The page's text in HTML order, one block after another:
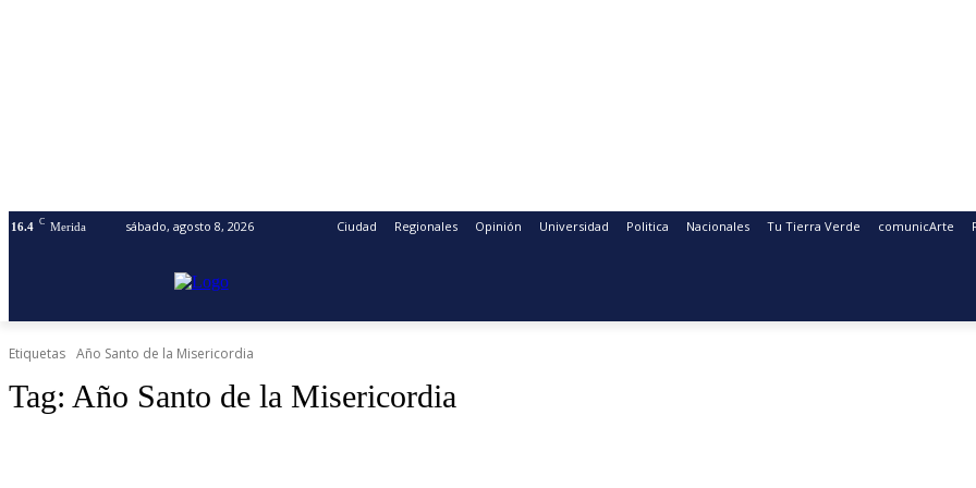
16.4 C Merida sábado, agosto 8, 2026 Ciudad Regionales Opinión Universidad Politica Nacionales Tu Tierra Verde comunicArte
Etiquetas Año Santo de la Misericordia
Tag: Año Santo de la Misericordia